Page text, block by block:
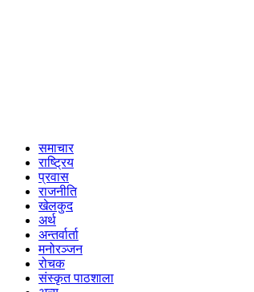
समाचार
राष्ट्रिय
प्रवास
राजनीति
खेलकुद
अर्थ
अन्तर्वार्ता
मनोरञ्जन
रोचक
संस्कृत पाठशाला